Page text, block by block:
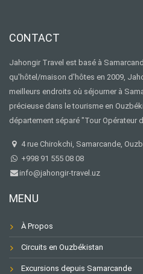
CONTACT
Jahongir Travel est basé à
qu'hôtel/maison d'hôtes en 2009,
meilleurs endroits où séjourner à
précieuse dans le tourisme en
département séparé "Tour Opérateur
4 rue Chirokchi, Samarcande,
+998 91 555 08 08
info@jahongir-travel.uz
MENU
À Propos
Circuits en Ouzbékistan
Excursions depuis Samarcande